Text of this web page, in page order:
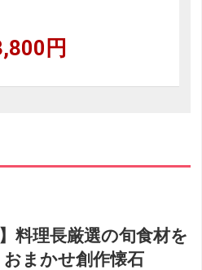
円
料理長厳選の旬食材を
おまかせ創作懐石